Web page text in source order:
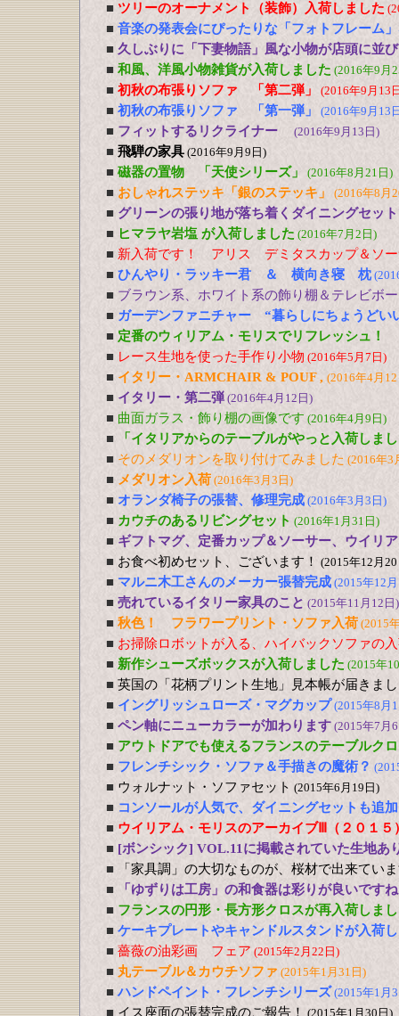
■ ツリーのオーナメント（装飾）入荷しました
■ 音楽の発表会にぴったりな「フォトフレーム
■ 久しぶりに「下妻物語」風な小物が店頭に並
■ 和風、洋風小物雑貨が入荷しました (2016年9月
■ 初秋の布張りソファ 「第二弾」 (2016年9月13
■ 初秋の布張りソファ 「第一弾」 (2016年9月13
■ フィットするリクライナー (2016年9月13日)
■ 飛騨の家具 (2016年9月9日)
■ 磁器の置物 「天使シリーズ」 (2016年8月21日)
■ おしゃれステッキ「銀のステッキ」 (2016年8月
■ グリーンの張り地が落ち着くダイニングセッ
■ ヒマラヤ岩塩 が入荷しました (2016年7月2日)
■ 新入荷です！ アリス デミタスカップ＆ソ
■ ひんやり・ラッキー君 ＆ 横向き寝 枕
■ ブラウン系、ホワイト系の飾り棚＆テレビボ
■ ガーデンファニチャー “暮らしにちょうど
■ 定番のウィリアム・モリスでリフレッシュ！
■ レース生地を使った手作り小物 (2016年5月7日)
■ イタリー・ARMCHAIR & POUF , (2016年4月
■ イタリー・第二弾 (2016年4月12日)
■ 曲面ガラス・飾り棚の画像です (2016年4月9日)
■
「イタリアからのテーブルがやっと入荷しま
■ そのメダリオンを取り付けてみました (2016年3
■ メダリオン入荷 (2016年3月3日)
■ オランダ椅子の張替、修理完成 (2016年3月3日)
■ カウチのあるリビングセット (2016年1月31日)
■ ギフトマグ、定番カップ＆ソーサー、ウイリ
■ お食べ初めセット、ございます！ (2015年12月
■ マルニ木工さんのメーカー張替完成 (2015年12
■ 売れているイタリー家具のこと (2015年11月12日)
■ 秋色！ フラワープリント・ソファ入荷 (2015
■ お掃除ロボットが入る、ハイバックソファの
■ 新作シューズボックスが入荷しました (2015年
■ 英国の「花柄プリント生地」見本帳が届きま
■ イングリッシュローズ・マグカップ (2015年8月
■ ペン軸にニューカラーが加わります (2015年7月
■ アウトドアでも使えるフランスのテーブルク
■ フレンチシック・ソファ＆手描きの魔術？
■ ウォルナット・ソファセット (2015年6月19日)
■ コンソールが人気で、ダイニングセットも追
■ ウイリアム・モリスのアーカイブⅢ（２０１５
■ [ボンシック] VOL.11に掲載されていた生地あ
■
「家具調」の大切なものが、桜材で出来てい
■
「ゆずりは工房」の和食器は彩りが良いです
■ フランスの円形・長方形クロスが再入荷しま
■ ケーキプレートやキャンドルスタンドが入荷
■ 薔薇の油彩画 フェア (2015年2月22日)
■ 丸テーブル＆カウチソファ (2015年1月31日)
■ ハンドペイント・フレンチシリーズ (2015年1月
■ イス座面の張替完成のご報告！ (2015年1月30日)